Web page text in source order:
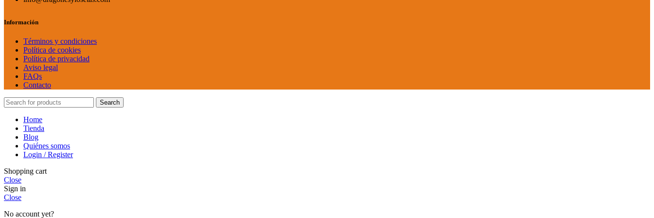
Información
Términos y condiciones
Política de cookies
Política de privacidad
Aviso legal
FAQs
Contacto
Search
Home
Tienda
Blog
Quiénes somos
Login / Register
Shopping cart
Close
Sign in
Close
No account yet?